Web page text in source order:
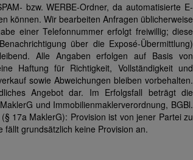
bzw. WERBE-Ordner, da automatisierte E-
können. Wir bearbeiten Anfragen üblicherweise
einer Telefonnummer erfolgt freiwillig; diese
über die Exposé-Übermittlung)
Alle Angaben erfolgen auf Basis von
Haftung für Richtigkeit, Vollständigkeit und
sowie Abweichungen bleiben vorbehalten.
Angebot dar. Im Erfolgsfall beträgt die
und Immobilienmaklerverordnung, BGBl.
17a MaklerG): Provision ist von jener Partei zu
grundsätzlich keine Provision an.